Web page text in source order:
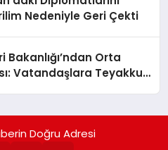
Nedeniyle Geri Çekti
Bakanlığı’ndan Orta
Vatandaşlara Teyakkuz
Doğru Adresi